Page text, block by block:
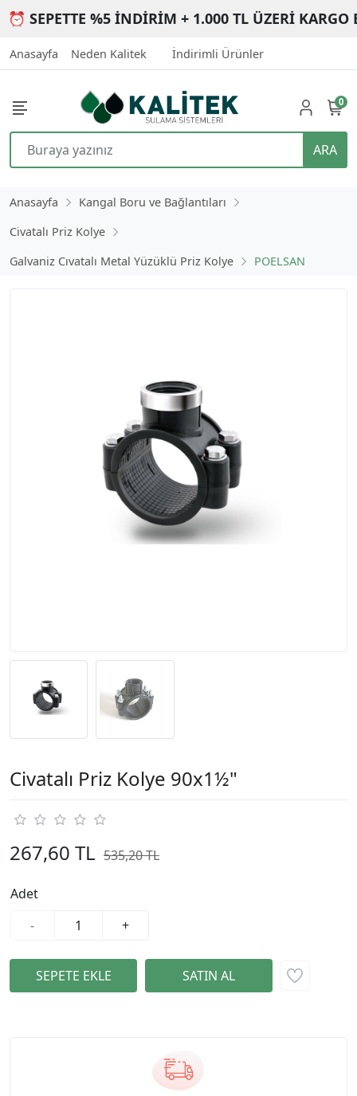
⏰ SEPETTE %5 İNDİRİM + 1.000 TL ÜZERİ KARGO
Anasayfa Neden Kalitek İndirimli Ürünler
ARA
0
Anasayfa
Kangal Boru ve Bağlantıları
Civatalı Priz Kolye
Galvaniz Cıvatalı Metal Yüzüklü Priz Kolye
POELSAN
Civatalı Priz Kolye 90x1½"
267,60 TL 535,20 TL
Adet
-
+